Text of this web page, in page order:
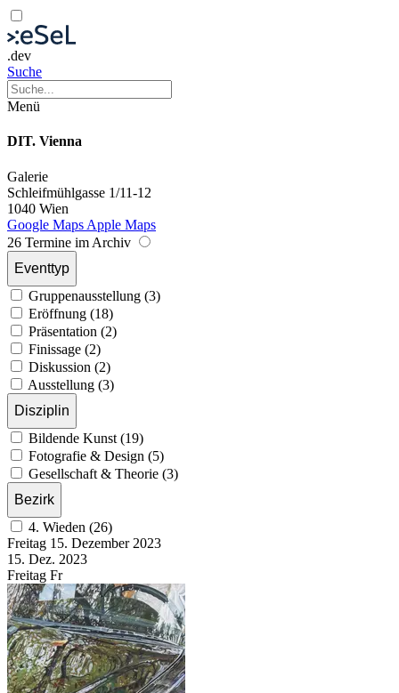
.dev
Suche
Menü
DIT. Vienna
Galerie
Schleifmühlgasse 1/11-12
1040 Wien
Google Maps Apple Maps
26 Termine im Archiv
Eventtyp
Gruppenausstellung (3)
Eröffnung (18)
Präsentation (2)
Finissage (2)
Diskussion (2)
Ausstellung (3)
Disziplin
Bildende Kunst (19)
Fotografie & Design (5)
Gesellschaft & Theorie (3)
Bezirk
4. Wieden (26)
Freitag 15. Dezember 2023
15. Dez. 2023
Freitag Fr